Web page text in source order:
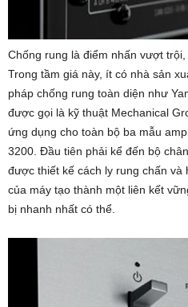
Chống rung là điểm nhấn vượt
Trong tầm giá này, ít có nhà sản
pháp chống rung toàn diện như
được gọi là kỹ thuật Mechanical
ứng dụng cho toàn bộ ba mẫu
3200. Đầu tiên phải kể đến bộ
được thiết kế cách ly rung chấn và
của máy tạo thành một liên kết
bị nhanh nhất có thể.